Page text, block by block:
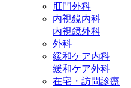
肛門外科
内視鏡内科
内視鏡外科
外科
緩和ケア内科
緩和ケア外科
在宅・訪問診療